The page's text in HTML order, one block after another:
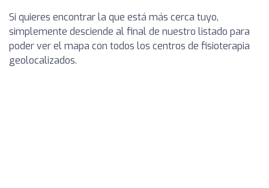
Si quieres encontrar la que está más cerca tuyo,
simplemente desciende al final de nuestro listado para
poder ver el mapa con todos los centros de fisioterapia
geolocalizados.